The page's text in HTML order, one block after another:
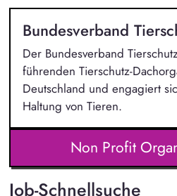
Bundesverband
Der Bundesverband
führenden Tierschutz-
Deutschland und engagiert
Haltung von Tieren.
Non Profit
Job-Schnellsuche